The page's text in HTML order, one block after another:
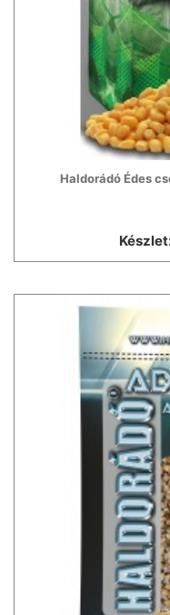
Haldorádó Édes